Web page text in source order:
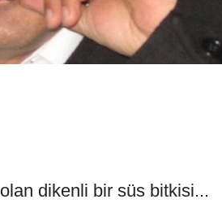
dikenli bir süs bitkisi...